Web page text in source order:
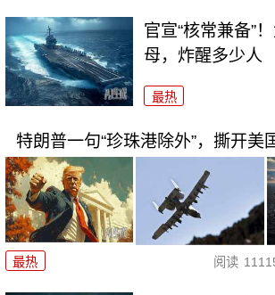
官宣“核常兼备”
母，炸醒多少人
最热
特朗普一句“珍珠港除外”，撕开美
最热 阅读